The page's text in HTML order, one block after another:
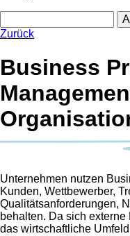
Zurück
Business
Unternehmen nutzen
Kunden, Wettbewerber,
Qualitätsanforderungen,
behalten. Da sich
das wirtschaftliche